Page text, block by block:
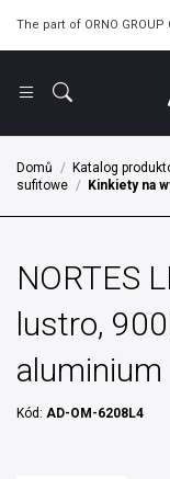
The part of ORNO
Domů Katalog
sufitowe
Kinkiety na
NORTES
lustro,
aluminium
Kód: AD-OM-6208L4